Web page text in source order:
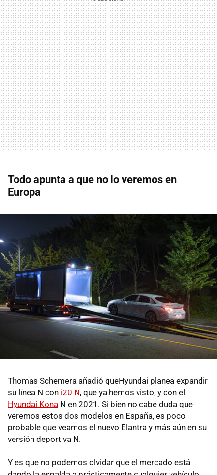
Todo apunta a que no lo veremos en
Europa
Thomas Schemera añadió queHyundai planea expandir
su línea N con i20 N, que ya hemos visto, y con el
Hyundai Kona N en 2021. Si bien no cabe duda que
veremos estos dos modelos en España, es poco
probable que veamos el nuevo Elantra y más aún en su
versión deportiva N.
Y es que no podemos olvidar que el mercado está